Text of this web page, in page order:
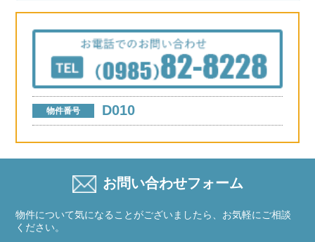
物件番号 D010
お問い合わせフォーム
物件について気になることがございましたら、お気軽にご相談
ください。